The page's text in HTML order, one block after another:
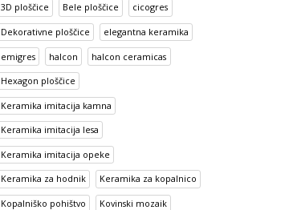
3D ploščice Bele ploščice cicogres
Dekorativne ploščice elegantna keramika
emigres halcon halcon ceramicas
Hexagon ploščice
Keramika imitacija kamna
Keramika imitacija lesa
Keramika imitacija opeke
Keramika za hodnik Keramika za kopalnico
Kopalniško pohištvo Kovinski mozaik